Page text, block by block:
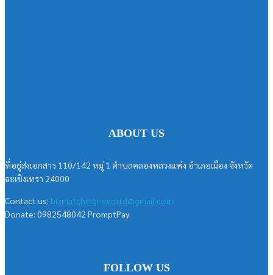
ABOUT US
ที่อยู่ส่งเอกสาร 110/142 หมู่ 1 ตำบลคลองหลวงแพ่ง อำเภอเมือง จังหวัด
ฉะเชิงเทรา 24000
Contact us: bizmatchingnewsltd@gmail.com
Donate: 0982548042 PromptPay
FOLLOW US